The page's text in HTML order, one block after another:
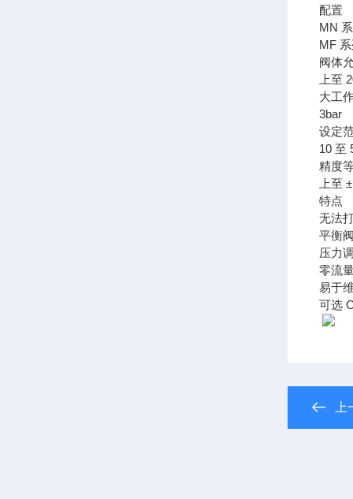
配置
MN
MF
阀体
上至
大工
3bar
设定
10 至
精度
上至
特点
无法
平衡
压力
零流
易于
可选